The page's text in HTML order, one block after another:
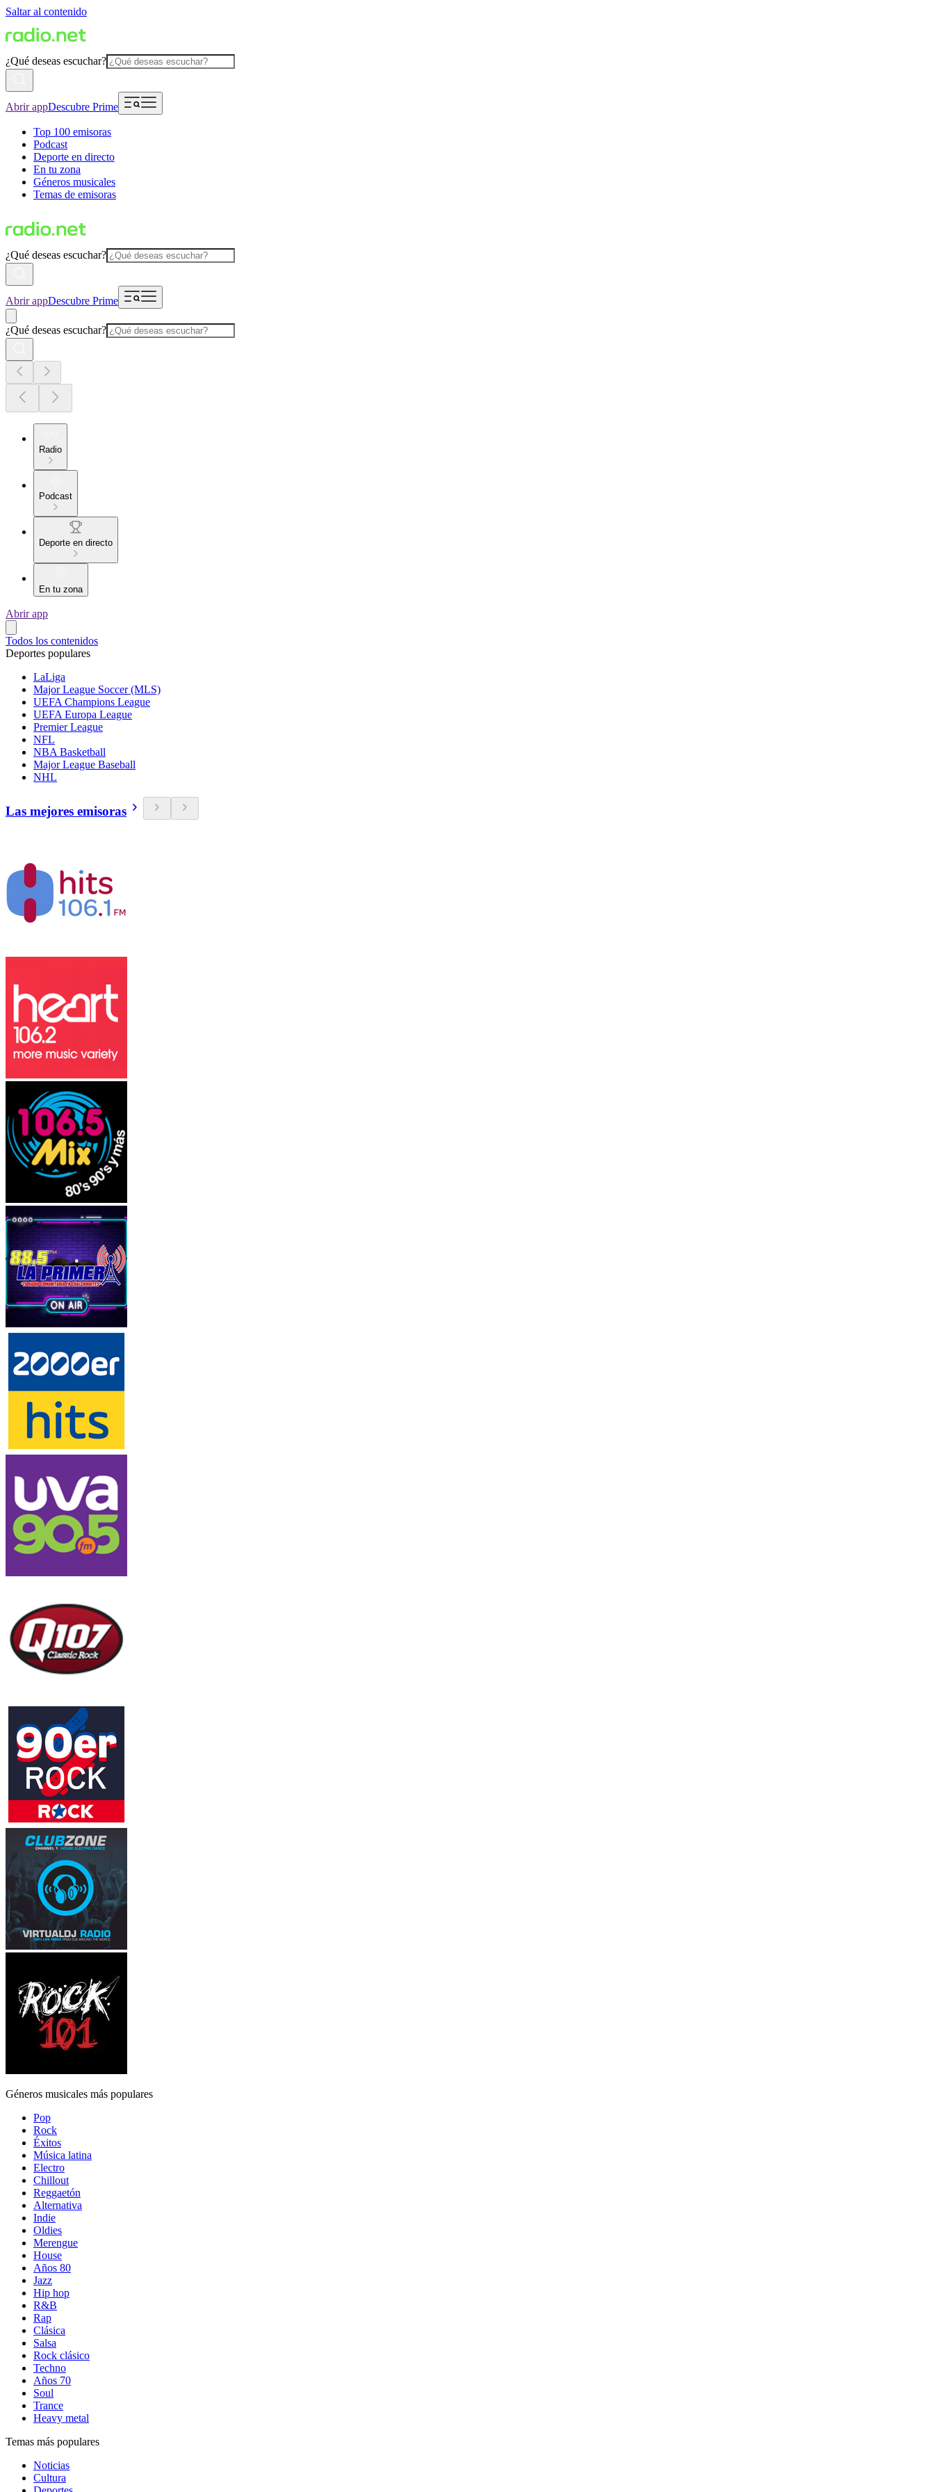
Saltar al contenido
¿Qué deseas escuchar?
Abrir appDescubre Prime
Top 100 emisoras
Podcast
Deporte en directo
En tu zona
Géneros musicales
Temas de emisoras
¿Qué deseas escuchar?
Abrir appDescubre Prime
¿Qué deseas escuchar?
Radio
Podcast
Deporte en directo
En tu zona
Abrir app
Todos los contenidos
Deportes populares
LaLiga
Major League Soccer (MLS)
UEFA Champions League
UEFA Europa League
Premier League
NFL
NBA Basketball
Major League Baseball
NHL
Las mejores emisoras
Géneros musicales más populares
Pop
Rock
Éxitos
Música latina
Electro
Chillout
Reggaetón
Alternativa
Indie
Oldies
Merengue
House
Años 80
Jazz
Hip hop
R&B
Rap
Clásica
Salsa
Rock clásico
Techno
Años 70
Soul
Trance
Heavy metal
Temas más populares
Noticias
Cultura